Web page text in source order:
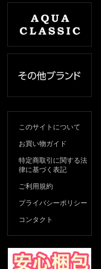
このサイトについて
お買い物ガイド
特定商取引に関する法
律に基づく表記
ご利用規約
プライバシーポリシー
コンタクト